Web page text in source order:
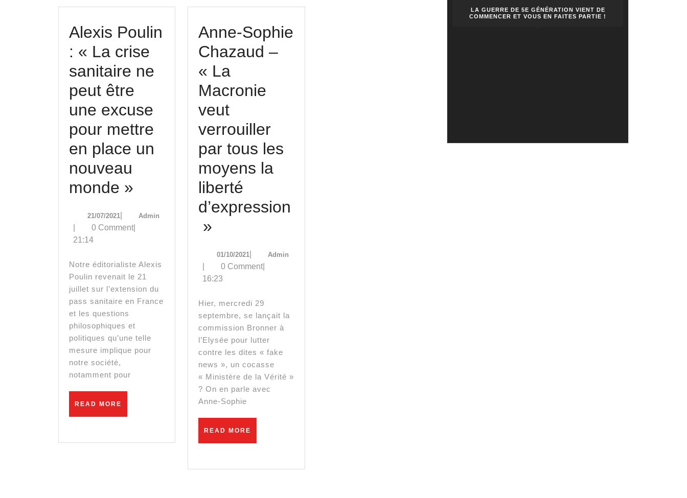
Alexis Poulin
: « La crise
sanitaire ne
peut être
une excuse
pour mettre
en place un
nouveau
monde »
:
crise
sanitaire
ne
peut
être
en
21/07/202121/07/2021
Admin
0 Comment
21:14
Notre éditorialiste Alexis
Poulin revenait le 21
juillet sur l’extension du
pass sanitaire en France
et les questions
philosophiques et
politiques qu’une telle
mesure implique pour
notre société,
notamment pour
READ MORE
Anne-Sophie
Chazaud –
« La
Macronie
veut
verrouiller
par tous les
moyens la
liberté
d’expression
»
Chazaud
–
« La
Macronie
veut
verrouiller
par
tous
les
moyens
01/10/202101/10/2021
Admin
0 Comment
16:23
Hier, mercredi 29
septembre, se lançait la
commission Bronner à
l’Elysée pour lutter
contre les dites « fake
news », un cocasse
« Ministère de la Vérité »
? On en parle avec
Anne-Sophie
READ MORE
LA GUERRE DE 5E GÉNÉRATION VIENT DE
COMMENCER ET VOUS EN FAITES PARTIE !